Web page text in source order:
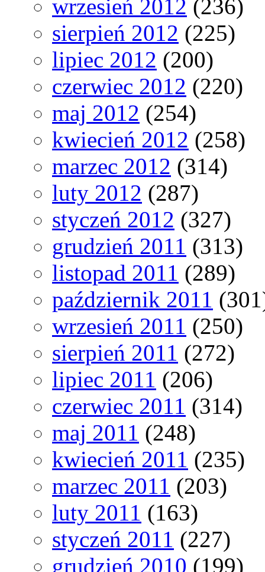
wrzesień 2012 (236)
sierpień 2012 (225)
lipiec 2012 (200)
czerwiec 2012 (220)
maj 2012 (254)
kwiecień 2012 (258)
marzec 2012 (314)
luty 2012 (287)
styczeń 2012 (327)
grudzień 2011 (313)
listopad 2011 (289)
październik 2011
wrzesień 2011 (250)
sierpień 2011 (272)
lipiec 2011 (206)
czerwiec 2011 (314)
maj 2011 (248)
kwiecień 2011 (235)
marzec 2011 (203)
luty 2011 (163)
styczeń 2011 (227)
grudzień 2010 (199)